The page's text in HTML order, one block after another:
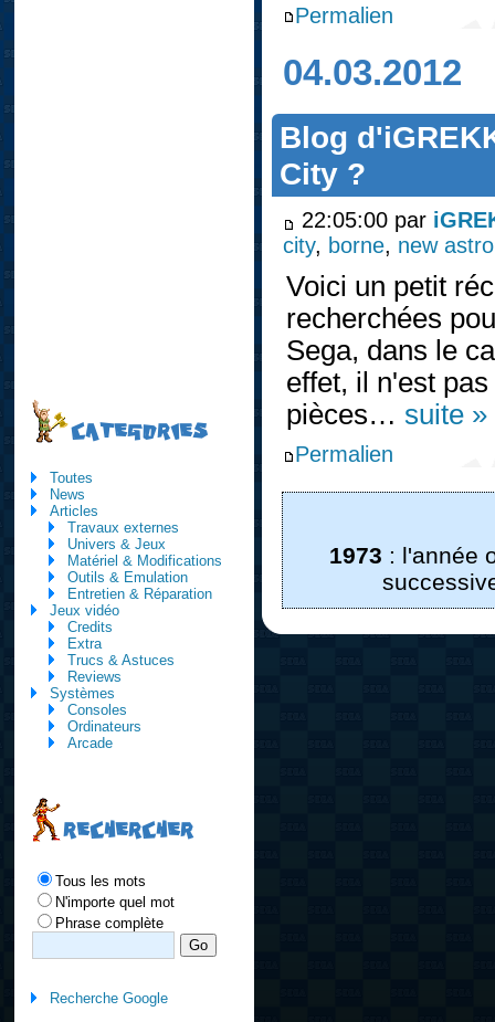
Permalien
04.03.2012
Blog
City ?
22:05:00 par
city, borne, new
Voici un petit
recherchées
Sega, dans le
effet, il n'est
pièces… suite »
Permalien
1973 : l'année
CATEGORIES
Toutes
News
Articles
Travaux externes
Univers & Jeux
Matériel & Modifications
Outils & Emulation
Entretien & Réparation
Jeux vidéo
Credits
Extra
Trucs & Astuces
Reviews
Systèmes
Consoles
Ordinateurs
Arcade
RECHERCHER
Tous les mots
N'importe quel mot
Phrase complète
Recherche Google